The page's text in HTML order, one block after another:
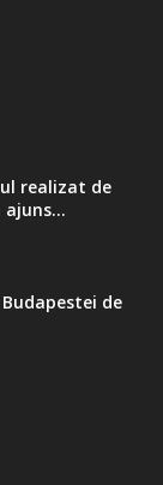
realizat de
ajuns...
de